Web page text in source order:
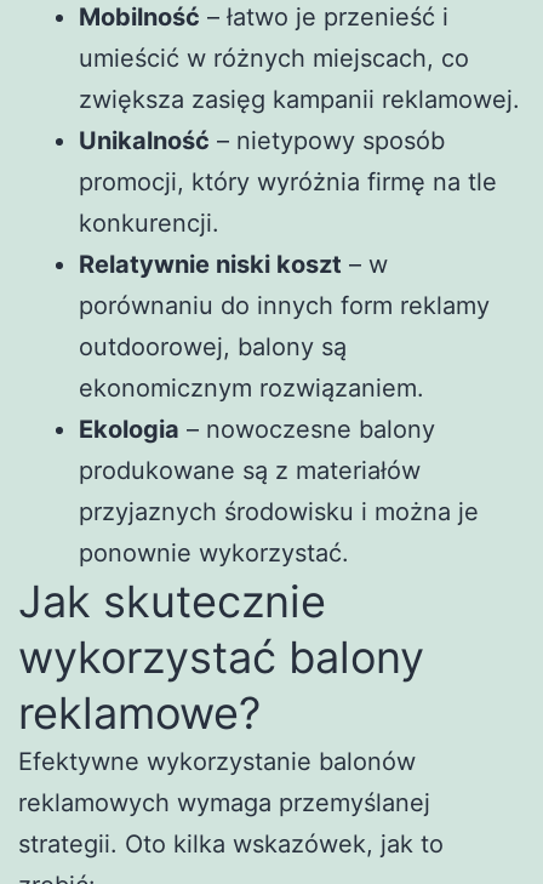
Mobilność – łatwo je przenieść i
umieścić w różnych miejscach, co
zwiększa zasięg kampanii reklamowej.
Unikalność – nietypowy sposób
promocji, który wyróżnia firmę na tle
konkurencji.
Relatywnie niski koszt – w
porównaniu do innych form reklamy
outdoorowej, balony są
ekonomicznym rozwiązaniem.
Ekologia – nowoczesne balony
produkowane są z materiałów
przyjaznych środowisku i można je
ponownie wykorzystać.
Jak skutecznie
wykorzystać balony
reklamowe?
Efektywne wykorzystanie balonów
reklamowych wymaga przemyślanej
strategii. Oto kilka wskazówek, jak to